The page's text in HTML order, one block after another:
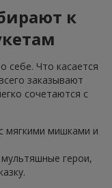
к
себе. Что касается
заказывают
сочетаются с
мягкими мишками и
герои,